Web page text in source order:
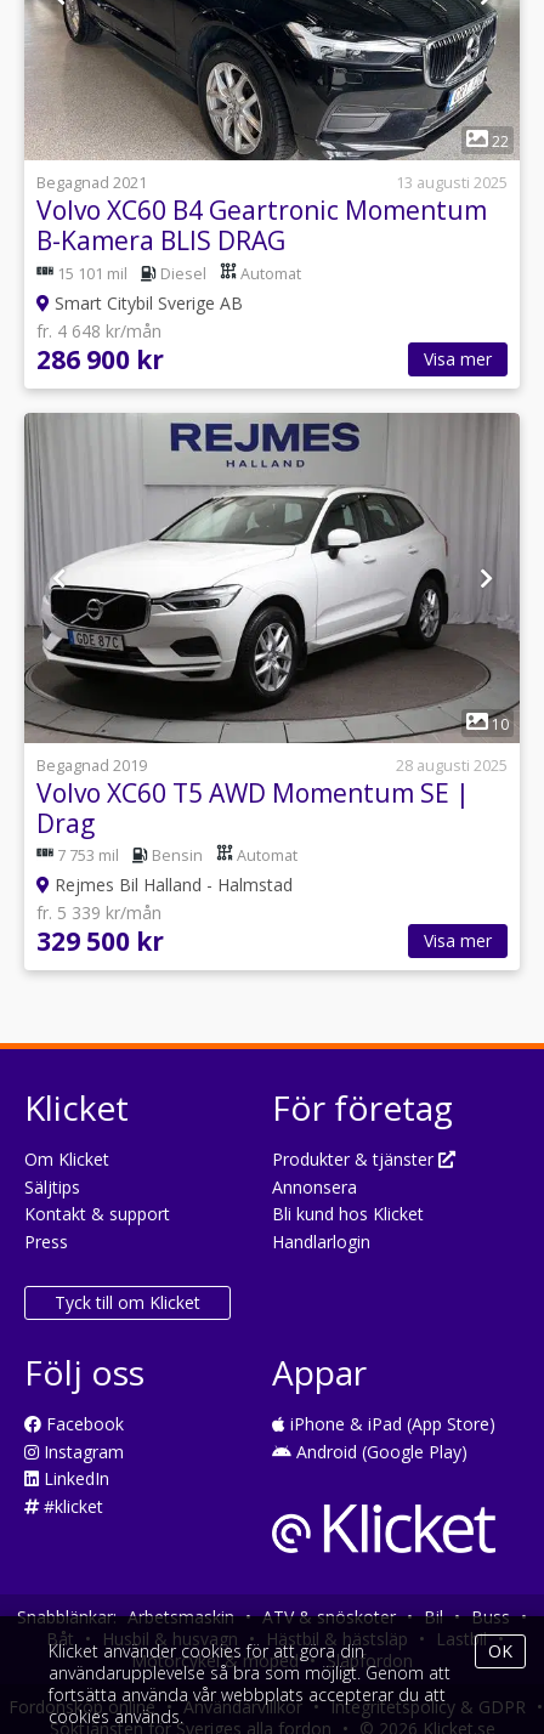
1
22
Begagnad 2021
13 augusti 2025
Volvo XC60 B4 Geartronic Momentum
B-Kamera BLIS DRAG
15 101 mil Diesel Automat
Smart Citybil Sverige AB
fr. 4 648 kr/mån
286 900 kr Visa mer
1
10
Begagnad 2019
28 augusti 2025
Volvo XC60 T5 AWD Momentum SE |
Drag
7 753 mil Bensin Automat
Rejmes Bil Halland - Halmstad
fr. 5 339 kr/mån
329 500 kr Visa mer
Klicket
Om Klicket
Säljtips
Kontakt & support
Press
Tyck till om Klicket
För företag
Produkter & tjänster
Annonsera
Bli kund hos Klicket
Handlarlogin
Följ oss
Facebook
Instagram
LinkedIn
#klicket
Appar
iPhone & iPad (App Store)
Android (Google Play)
Snabblänkar: Arbetsmaskin • ATV & snöskoter • Bil • Buss •
Båt • Husbil & husvagn • Hästbil & hästsläp • Lastbil •
Motorcykel & moped • Släpfordon
Fordonsköp online • Användarvillkor • Integritetspolicy & GDPR •
Söktjänsten för Sveriges alla fordon • © 2026 Klicket.se
Klicket använder cookies för att göra din
användarupplevelse så bra som möjligt. Genom att
fortsätta använda vår webbplats accepterar du att
cookies används.
OK